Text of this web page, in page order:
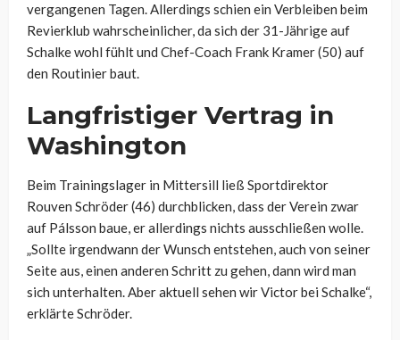
vergangenen Tagen. Allerdings schien ein Verbleiben beim
Revierklub wahrscheinlicher, da sich der 31-Jährige auf
Schalke wohl fühlt und Chef-Coach Frank Kramer (50) auf
den Routinier baut.
Langfristiger Vertrag in
Washington
Beim Trainingslager in Mittersill ließ Sportdirektor
Rouven Schröder (46) durchblicken, dass der Verein zwar
auf Pálsson baue, er allerdings nichts ausschließen wolle.
„Sollte irgendwann der Wunsch entstehen, auch von seiner
Seite aus, einen anderen Schritt zu gehen, dann wird man
sich unterhalten. Aber aktuell sehen wir Victor bei Schalke“,
erklärte Schröder.